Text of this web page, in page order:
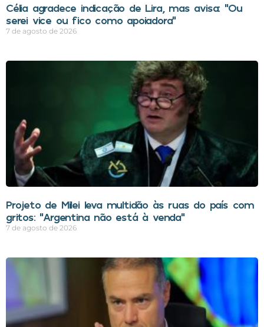
Célia agradece indicação de Lira, mas avisa: “Ou
serei vice ou fico como apoiadora”
7 de agosto de 2026
Projeto de Milei leva multidão às ruas do país com
gritos: “Argentina não está à venda”
7 de agosto de 2026